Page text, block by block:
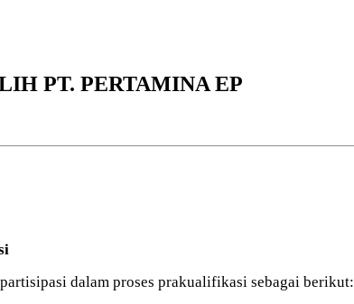
PT. PERTAMINA EP
dalam proses prakualifikasi sebagai berikut: